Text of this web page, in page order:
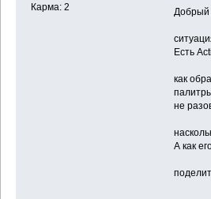
Карма: 2
Добрый
Есть
как
не
А как